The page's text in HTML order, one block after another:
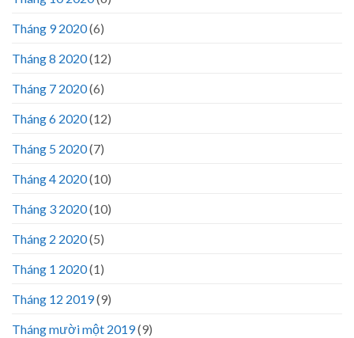
Tháng 9 2020(6)
Tháng 8 2020(12)
Tháng 7 2020(6)
Tháng 6 2020(12)
Tháng 5 2020(7)
Tháng 4 2020(10)
Tháng 3 2020(10)
Tháng 2 2020(5)
Tháng 1 2020(1)
Tháng 12 2019(9)
Tháng mười một 2019(9)